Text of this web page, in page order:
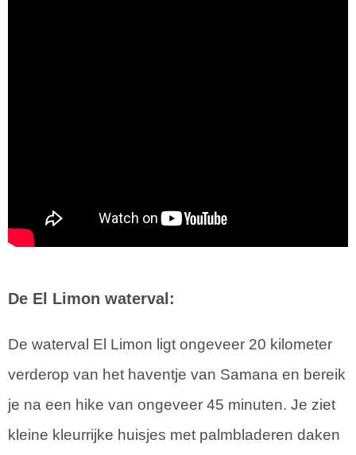
De El Limon waterval:
De waterval El Limon ligt ongeveer 20 kilometer
verderop van het haventje van Samana en bereik
je na een hike van ongeveer 45 minuten. Je ziet
kleine kleurrijke huisjes met palmbladeren daken